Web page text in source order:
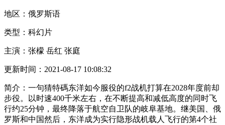
地区： 俄罗斯语
类型： 科幻片
主演： 张檬 岳红 张庭
更新时间： 2021-08-17 10:08:32
简介： 一句猜特碼东洋如今服役的f2战机打算在2028年度前却
步役。以时速400千米左右，在不断提高和减低高度的同时飞
行约25分钟，最终降落于航空自卫队的岐阜基地。继美国、俄
罗斯和中国然后，东洋成为实行隐形战机载人飞行的第4个社